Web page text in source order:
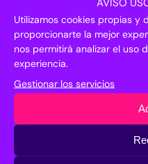
Utilizamos cookies propias y
proporcionarte la mejor
nos permitirá analizar el uso
experiencia.
Gestionar los servicios